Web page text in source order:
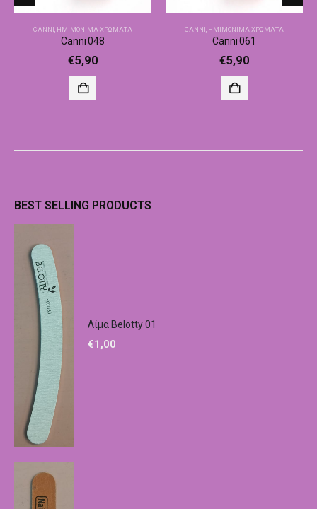
CANNI ΗΜΙΜΌΝΙΜΑ ΧΡΏΜΑΤΑ
Canni 048
€5,90
CANNI ΗΜΙΜΌΝΙΜΑ ΧΡΏΜΑΤΑ
Canni 061
€5,90
BEST SELLING PRODUCTS
Λίμα Belotty 01
€1,00